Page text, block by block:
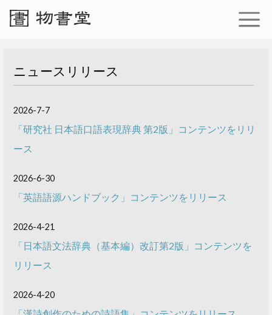
ニュースリリース
2026-7-7
「研究社 日本語口語表現辞典 第2版」コンテンツをリリ
ース
2026-6-30
「英語語源ハンドブック」コンテンツをリリース
2026-4-21
「日本語文法辞典（基本編）改訂第2版」コンテンツを
リリース
2026-4-20